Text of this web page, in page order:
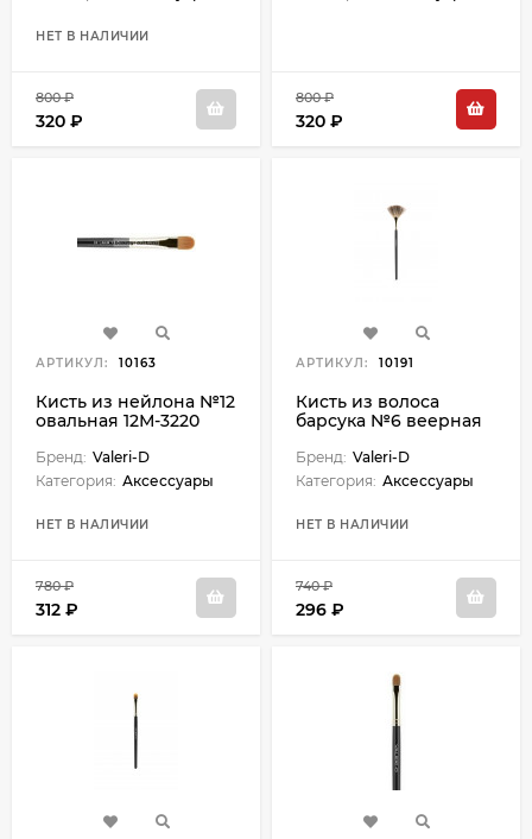
НЕТ В НАЛИЧИИ
800 ₽
320 ₽
800 ₽
320 ₽
АРТИКУЛ: 10163
Кисть из нейлона №12
овальная 12М-3220
Бренд: Valeri-D
Категория: Аксессуары
НЕТ В НАЛИЧИИ
780 ₽
312 ₽
АРТИКУЛ: 10191
Кисть из волоса
барсука №6 веерная
Бренд: Valeri-D
Категория: Аксессуары
НЕТ В НАЛИЧИИ
740 ₽
296 ₽